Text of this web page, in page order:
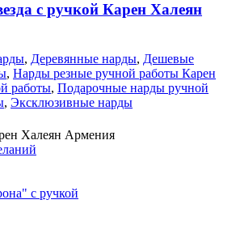
с ручкой Карен Халеян
, Деревянные нарды, Дешевые
, Нарды резные ручной работы Карен
работы, Подарочные нарды ручной
, Эксклюзивные нарды
Халеян Армения